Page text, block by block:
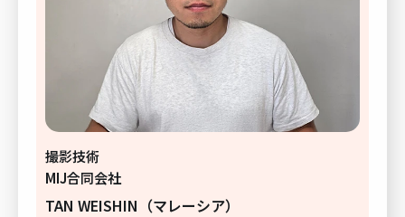
撮影技術
MIJ合同会社
TAN WEISHIN（マレーシア）